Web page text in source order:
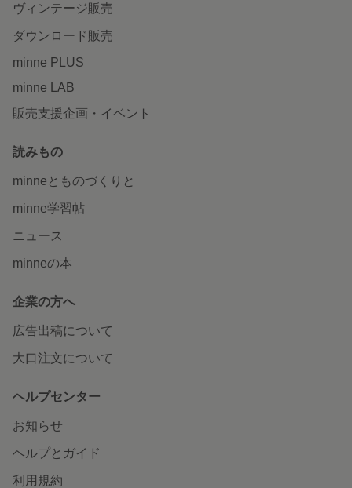
ヴィンテージ販売
ダウンロード販売
minne PLUS
minne LAB
販売支援企画・イベント
読みもの
minneとものづくりと
minne学習帖
ニュース
minneの本
企業の方へ
広告出稿について
大口注文について
ヘルプセンター
お知らせ
ヘルプとガイド
利用規約